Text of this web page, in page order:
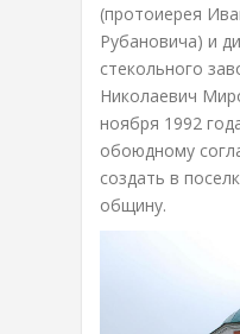
(протоиерея
Рубановича) и
стекольного
Николаевич
ноября 1992
обоюдному
создать в
общину.